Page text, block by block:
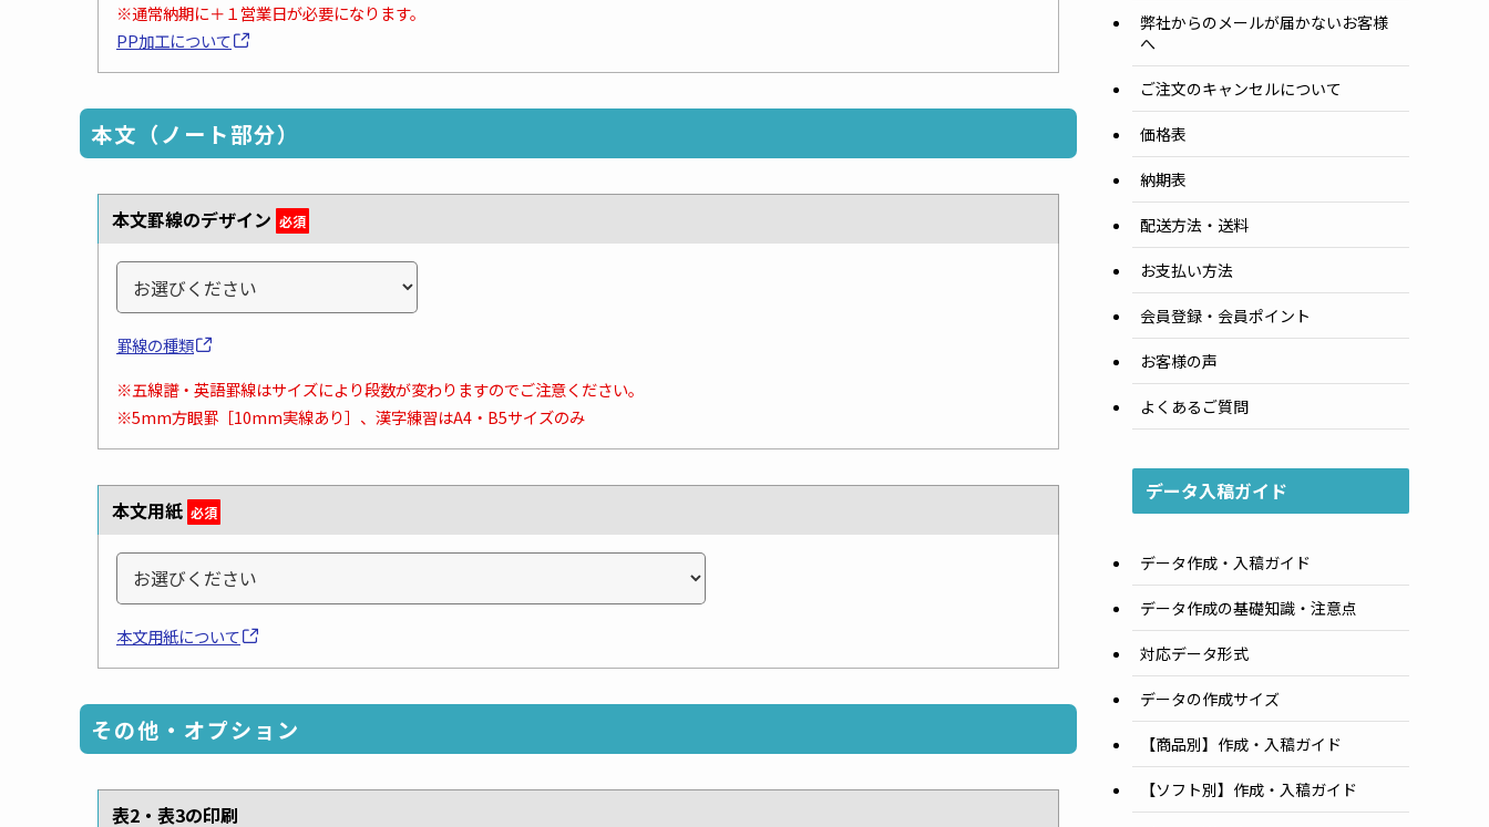
※通常納期に＋１営業日が必要になります。
PP加工について
本文（ノート部分）
本文罫線のデザイン 必須
罫線の種類
※五線譜・英語罫線はサイズにより段数が変わりますのでご注意ください。
※5mm方眼罫［10mm実線あり］、漢字練習はA4・B5サイズのみ
本文用紙 必須
本文用紙について
その他・オプション
表2・表3の印刷
弊社からのメールが届かないお客様
へ
ご注文のキャンセルについて
価格表
納期表
配送方法・送料
お支払い方法
会員登録・会員ポイント
お客様の声
よくあるご質問
データ入稿ガイド
データ作成・入稿ガイド
データ作成の基礎知識・注意点
対応データ形式
データの作成サイズ
【商品別】作成・入稿ガイド
【ソフト別】作成・入稿ガイド